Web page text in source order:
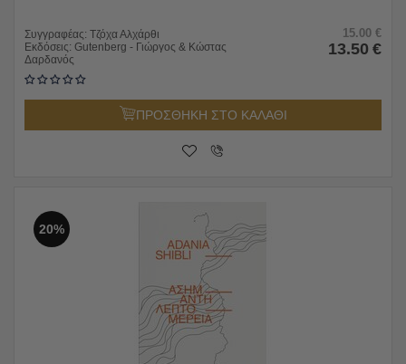
Συγγραφέας: Τζόχα Αλχάρθι
Εκδόσεις: Gutenberg - Γιώργος & Κώστας
Δαρδανός
15.00 €
13.50 €
ΠΡΟΣΘΗΚΗ ΣΤΟ ΚΑΛΑΘΙ
20%